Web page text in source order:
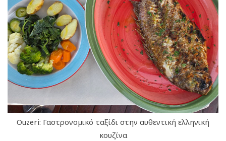
Ouzeri: Γαστρονομικό ταξίδι στην αυθεντική ελληνική
κουζίνα